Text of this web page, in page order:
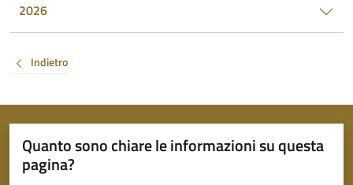
2026
Indietro
Quanto sono chiare le informazioni su questa
pagina?